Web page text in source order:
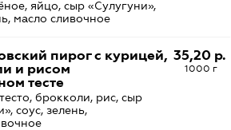
яйцо, сыр «Сулугуни»,
масло сливочное
35,20 р.
1000 г
пирог с курицей,
и рисом
тесте
брокколи, рис, сыр
соус, зелень,